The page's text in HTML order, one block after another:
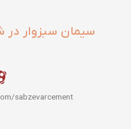
سیمان سبزوار
sabzevarcement